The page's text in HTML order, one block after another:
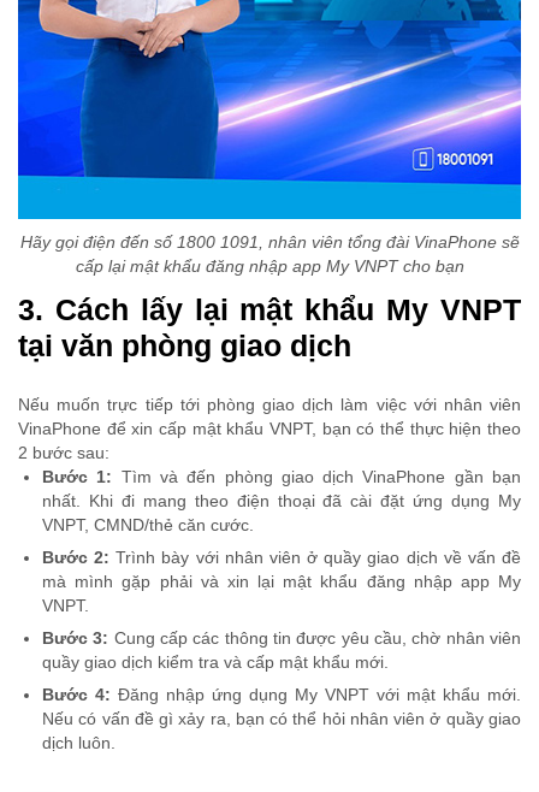
Hãy gọi điện đến số 1800 1091, nhân viên tổng đài VinaPhone sẽ
cấp lại mật khẩu đăng nhập app My VNPT cho bạn
3. Cách lấy lại mật khẩu My VNPT
tại văn phòng giao dịch
Nếu muốn trực tiếp tới phòng giao dịch làm việc với nhân viên
VinaPhone để xin cấp mật khẩu VNPT, bạn có thể thực hiện theo
2 bước sau:
Bước 1: Tìm và đến phòng giao dịch VinaPhone gần bạn
nhất. Khi đi mang theo điện thoại đã cài đặt ứng dụng My
VNPT, CMND/thẻ căn cước.
Bước 2: Trình bày với nhân viên ở quầy giao dịch về vấn đề
mà mình gặp phải và xin lại mật khẩu đăng nhập app My
VNPT.
Bước 3: Cung cấp các thông tin được yêu cầu, chờ nhân viên
quầy giao dịch kiểm tra và cấp mật khẩu mới.
Bước 4: Đăng nhập ứng dụng My VNPT với mật khẩu mới.
Nếu có vấn đề gì xảy ra, bạn có thể hỏi nhân viên ở quầy giao
dịch luôn.